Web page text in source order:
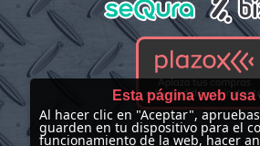
Esta página web
Al hacer clic en "Aceptar",
guarden en tu dispositivo para el
funcionamiento de la web, hacer